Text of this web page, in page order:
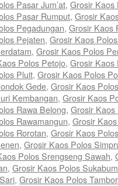
Pasar Jum’at, Grosir Kaos
Pasar Rumput, Grosir
Pegadungan, Grosir Kaos
Pejaten, Grosir Kaos
, Grosir Kaos Polos
Polos Petojo, Grosir Kaos
Pluit, Grosir Kaos Polos
Gede, Grosir Kaos
Kembangan, Grosir Kaos
Rawa Belong, Grosir Kaos
Rawamangun, Grosir
Rorotan, Grosir Kaos
, Grosir Kaos Polos
Polos Srengseng Sawah,
, Grosir Kaos Polos
, Grosir Kaos Polos